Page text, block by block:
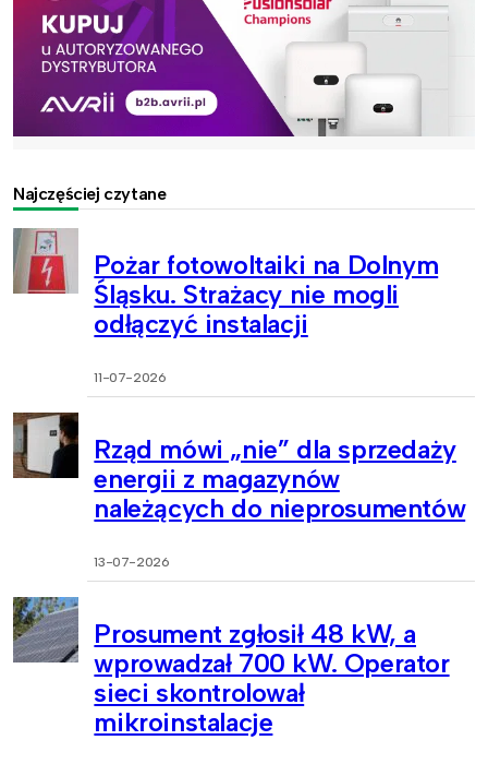
Najczęściej czytane
Pożar fotowoltaiki na Dolnym
Śląsku. Strażacy nie mogli
odłączyć instalacji
11-07-2026
Rząd mówi „nie” dla sprzedaży
energii z magazynów
należących do nieprosumentów
13-07-2026
Prosument zgłosił 48 kW, a
wprowadzał 700 kW. Operator
sieci skontrolował
mikroinstalacje